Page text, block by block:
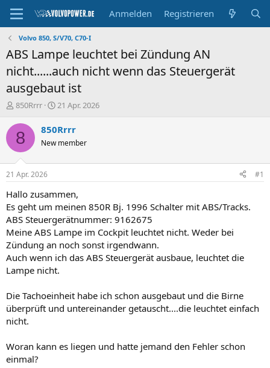
Anmelden Registrieren
Volvo 850, S/V70, C70-I
ABS Lampe leuchtet bei Zündung AN
nicht......auch nicht wenn das Steuergerät
ausgebaut ist
E
s
t
e
r
850Rrrr
E
s
e
t
a
21 Apr. 2026
8 850Rrrr
New member
21 Apr. 2026 #1
Hallo zusammen,
Es geht um meinen 850R Bj. 1996 Schalter mit ABS/Tracks.
ABS Steuergerätnummer: 9162675
Meine ABS Lampe im Cockpit leuchtet nicht. Weder bei
Zündung an noch sonst irgendwann.
Auch wenn ich das ABS Steuergerät ausbaue, leuchtet die
Lampe nicht.
Die Tachoeinheit habe ich schon ausgebaut und die Birne
überprüft und untereinander getauscht....die leuchtet einfach
nicht.
Woran kann es liegen und hatte jemand den Fehler schon
einmal?